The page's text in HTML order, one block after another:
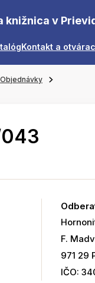
knižnica v
Kontakt a
Objednávky
F.
971 29
IČO: